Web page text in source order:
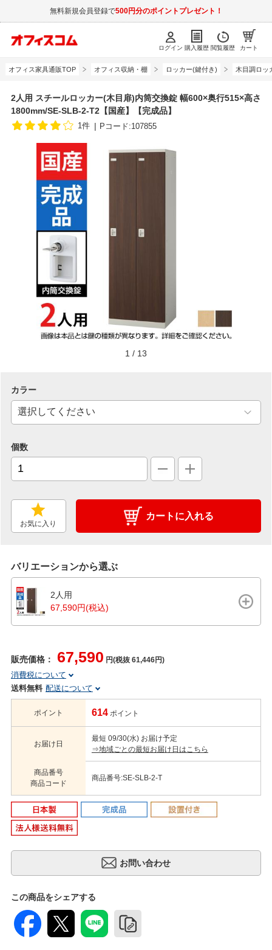
無料新規会員登録で500円分のポイントプレゼント！
ログイン 購入履歴 閲覧履歴 カート
オフィス家具通販TOP オフィス収納・棚 ロッカー(鍵付き) 木目調ロッ
2人用 スチールロッカー(木目扉)内筒交換錠 幅600×奥行515×高さ
1800mm/SE-SLB-2-T2【国産】【完成品】
1件 Pコード:107855
1 / 13
カラー
個数
お気に入り
カートに入れる
バリエーションから選ぶ
2人用
67,590円(税込)
販売価格： 67,590 円(税抜 61,446円)
消費税について
送料無料 配送について
ポイント 614 ポイント
お届け日
最短 09/30(水) お届け予定
⇒地域ごとの最短お届け日はこちら
商品番号
商品コード
商品番号:SE-SLB-2-T
この商品をシェアする